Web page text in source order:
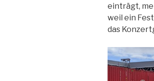
einträgt,
weil ein
das